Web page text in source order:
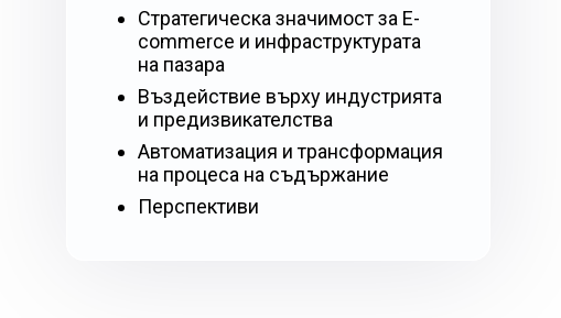
Стратегическа значимост за E-
commerce и инфраструктурата
на пазара
Въздействие върху индустрията
и предизвикателства
Автоматизация и трансформация
на процеса на съдържание
Перспективи